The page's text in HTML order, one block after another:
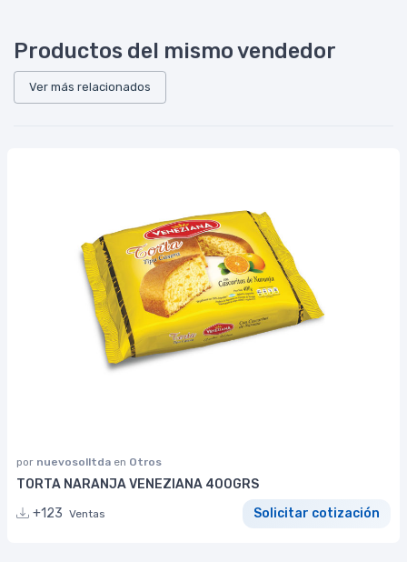
Productos del mismo vendedor
Ver más relacionados
por nuevosolltda en Otros
TORTA NARANJA VENEZIANA 400GRS
+123 Ventas Solicitar cotización